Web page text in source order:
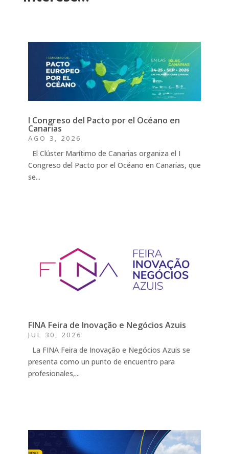
I Congreso del Pacto por el Océano en
Canarias
AGO 3, 2026
El Clúster Marítimo de Canarias organiza el I
Congreso del Pacto por el Océano en Canarias, que
se...
FINA Feira de Inovação e Negócios Azuis
JUL 30, 2026
La FINA Feira de Inovação e Negócios Azuis se
presenta como un punto de encuentro para
profesionales,...